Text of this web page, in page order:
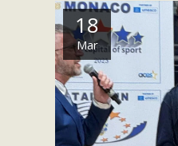
18
Mar